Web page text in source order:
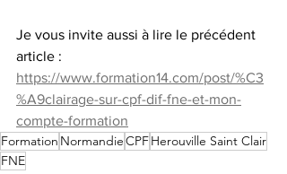
Je vous invite aussi à lire le précédent
article :
https://www.formation14.com/post/%C3
%A9clairage-sur-cpf-dif-fne-et-mon-
compte-formation
Formation NormandieCPFHerouville Saint Clair
FNE